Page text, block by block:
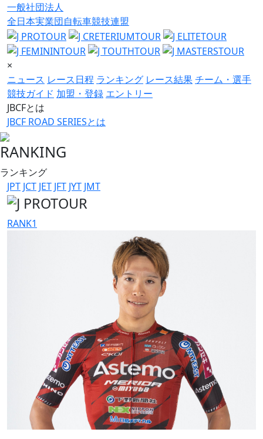
一般社団法人
全日本実業団自転車競技連盟
×
ニュース レース日程 ランキング レース結果チーム・選手
競技ガイド 加盟・登録 エントリー
JBCFとは
JBCF ROAD SERIESとは
RANKING
ランキング
JPT JCT JET JFT JYT JMT
RANK1